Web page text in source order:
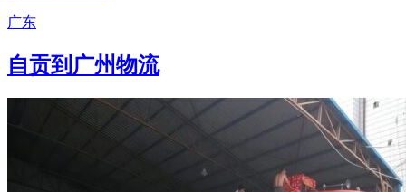
广东
自贡到广州物流